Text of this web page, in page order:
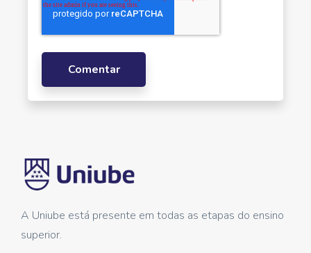
A Uniube está presente em todas as etapas do ensino
superior.